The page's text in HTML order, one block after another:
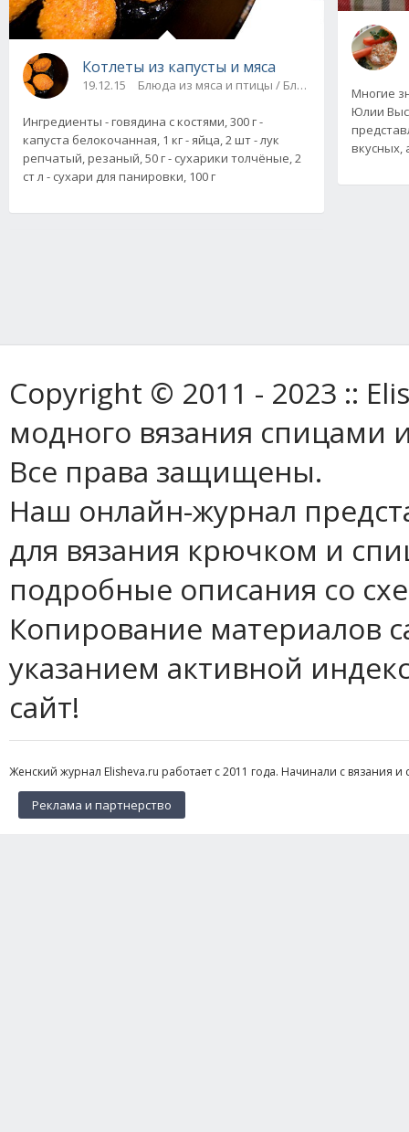
Котлеты из капусты и мяса
19.12.15 Блюда из мяса и птицы / Блюда из овощей,
Ингредиенты - говядина с костями, 300 г -
капуста белокочанная, 1 кг - яйца, 2 шт - лук
репчатый, резаный, 50 г - сухарики толчёные, 2
ст л - сухари для панировки, 100 г
Многие
Юлии
вкусных,
Copyright © 2011 - 2023 ::
модного вязания спицами
Все права защищены.
Наш онлайн-журнал
для вязания крючком и
подробные описания со
Копирование материалов
указанием активной
сайт!
Женский журнал Elisheva.ru работает с 2011 года. Начинали с вязания
Реклама и партнерство